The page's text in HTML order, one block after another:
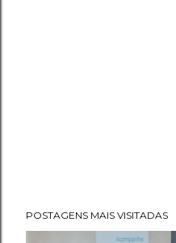
POSTAGENS MAIS VISITADAS